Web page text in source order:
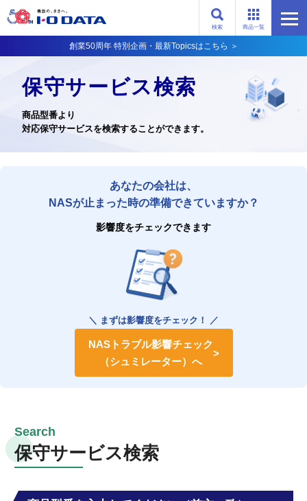
商品一覧
検索
創業50周年 特別企画・最新Topicsはこちら ＞
保守サービス検索
商品型番より
対応保守サービスを検索することができます。
あなたの会社は、
NASが止まった時の準備できていますか？
影響度をチェックできます
＼ まずは影響度をチェック！ ／
NASトラブル影響チェック
（シュミレーター）へ
保守サービス検索